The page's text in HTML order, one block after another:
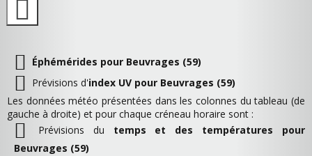
Éphémérides pour Beuvrages (59)
Prévisions d'index UV pour Beuvrages (59)
Les données météo présentées dans les colonnes du tableau (de
gauche à droite) et pour chaque créneau horaire sont :
Prévisions du temps et des températures pour
Beuvrages (59)